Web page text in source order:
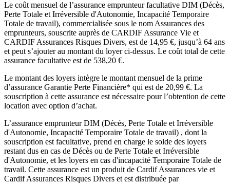
Le coût mensuel de l’assurance emprunteur facultative DIM (Décès,
Perte Totale et Irréversible d'Autonomie, Incapacité Temporaire
Totale de travail), commercialisée sous le nom Assurances des
emprunteurs, souscrite auprès de CARDIF Assurance Vie et
CARDIF Assurances Risques Divers, est de 14,95 €, jusqu’à 64 ans
et peut s’ajouter au montant du loyer ci-dessus. Le coût total de cette
assurance facultative est de 538,20 €.
Le montant des loyers intègre le montant mensuel de la prime
d’assurance Garantie Perte Financière* qui est de 20,99 €. La
souscription à cette assurance est nécessaire pour l’obtention de cette
location avec option d’achat.
L’assurance emprunteurDIM (Décés, Perte Totale et Irréversible
d'Autonomie, Incapacité Temporaire Totale de travail) , dont la
souscription est facultative, prend en charge le solde des loyers
restant dus en cas de Décès ou de Perte Totale et Irréversible
d'Autonomie, et les loyers en cas d'incapacité Temporaire Totale de
travail. Cette assurance est un produit de Cardif Assurances vie et
Cardif Assurances Risques Divers et est distribuée par